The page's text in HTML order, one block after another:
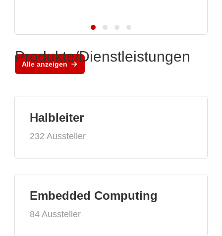
Alle anzeigen
Produkte/Dienstleistungen
Halbleiter
232 Aussteller
Embedded Computing
84 Aussteller